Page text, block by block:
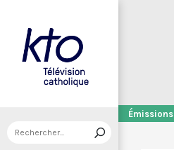
Émissions